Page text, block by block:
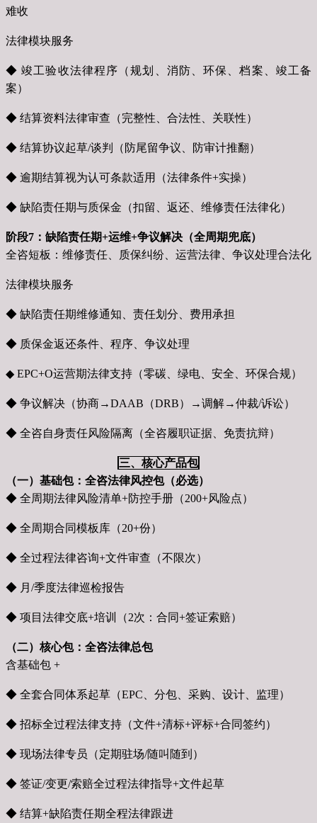
难收
法律模块服务
◆ 竣工验收法律程序（规划、消防、环保、档案、竣工备
案）
◆ 结算资料法律审查（完整性、合法性、关联性）
◆ 结算协议起草/谈判（防尾留争议、防审计推翻）
◆ 逾期结算视为认可条款适用（法律条件+实操）
◆ 缺陷责任期与质保金（扣留、返还、维修责任法律化）
阶段7：缺陷责任期+运维+争议解决（全周期兜底）
全咨短板：维修责任、质保纠纷、运营法律、争议处理合法化
法律模块服务
◆ 缺陷责任期维修通知、责任划分、费用承担
◆ 质保金返还条件、程序、争议处理
◆ EPC+O运营期法律支持（零碳、绿电、安全、环保合规）
◆ 争议解决（协商→DAAB（DRB）→调解→仲裁/诉讼）
◆ 全咨自身责任风险隔离（全咨履职证据、免责抗辩）
三、核心产品包
（一）基础包：全咨法律风控包（必选）
◆ 全周期法律风险清单+防控手册（200+风险点）
◆ 全周期合同模板库（20+份）
◆ 全过程法律咨询+文件审查（不限次）
◆ 月/季度法律巡检报告
◆ 项目法律交底+培训（2次：合同+签证索赔）
（二）核心包：全咨法律总包
含基础包 +
◆ 全套合同体系起草（EPC、分包、采购、设计、监理）
◆ 招标全过程法律支持（文件+清标+评标+合同签约）
◆ 现场法律专员（定期驻场/随叫随到）
◆ 签证/变更/索赔全过程法律指导+文件起草
◆ 结算+缺陷责任期全程法律跟进